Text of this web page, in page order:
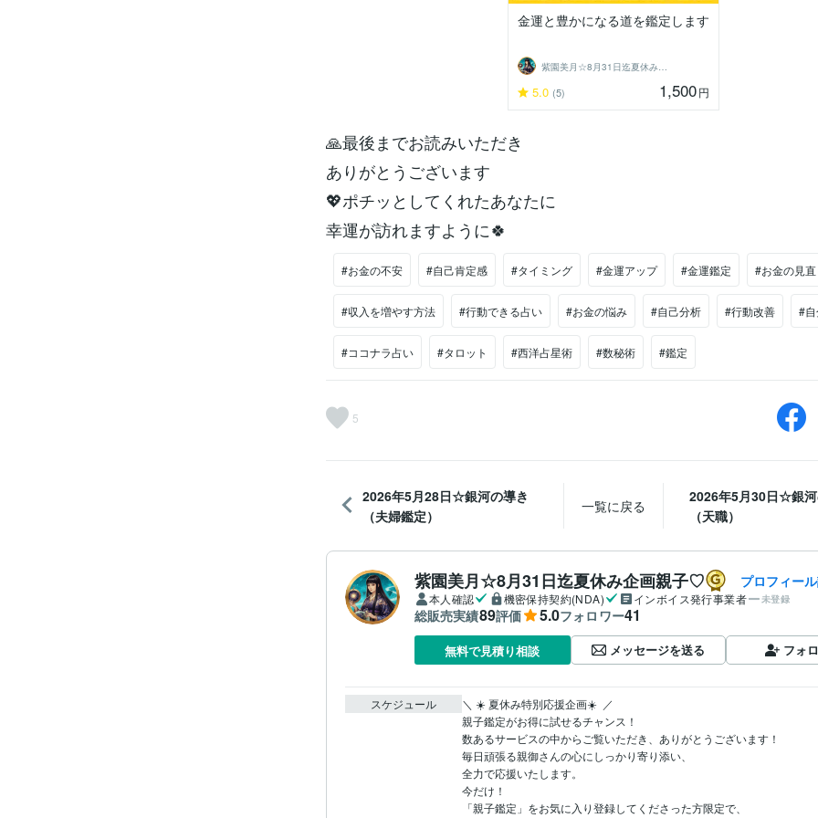
金運と豊かになる道を鑑定します
紫園美月☆8月31日迄夏休み企画親子♡
5.0 (5) 1,500円
🙏最後までお読みいただき
ありがとうございます
💖ポチッとしてくれたあなたに
幸運が訪れますように🍀
#お金の不安 #自己肯定感 #タイミング #金運アップ #金運鑑定 #お金の見直
#収入を増やす方法 #行動できる占い #お金の悩み #自己分析 #行動改善 #
#ココナラ占い #タロット #西洋占星術 #数秘術 #鑑定
5
2026年5月28日☆銀河の導き
（夫婦鑑定）
一覧に戻る
2026年5月30日☆銀河
（天職）
紫園美月☆8月31日迄夏休み企画親子♡ プロフィー
本人確認 機密保持契約(NDA) インボイス発行事業者 未登録
総販売実績89評価 5.0フォロワー41
無料で見積り相談 メッセージを送る フォ
スケジュール
＼ ☀️ 夏休み特別応援企画☀️  ／
親子鑑定がお得に試せるチャンス！
数あるサービスの中からご覧いただき、ありがとうございます！
毎日頑張る親御さんの心にしっかり寄り添い、
全力で応援いたします。
今だけ！
「親子鑑定」をお気に入り登録してくださった方限定で、